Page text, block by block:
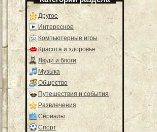
Другое
Интересное
Компьютерные игры
Красота и здоровье
Люди и блоги
Музыка
Общество
Путешествия и события
Развлечения
Сериалы
Спорт